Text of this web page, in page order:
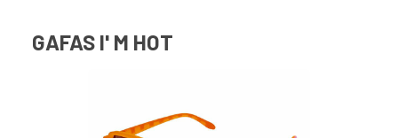
GAFAS I' M HOT